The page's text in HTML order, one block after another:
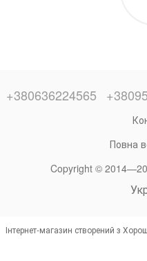
+380636224565
Повна
Copyright ©
Інтернет-магазин створений з